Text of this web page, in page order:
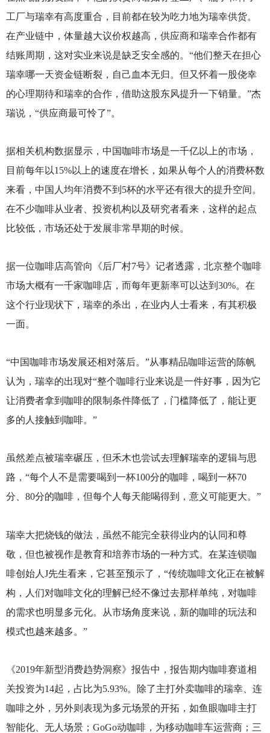
工厂与瑞幸有高度重合，目前都在较为吃力地为瑞幸供货。
在产业链中，体量越大议价权越高，供应商和瑞幸合作都有
结账周期，这对实业来说是缺乏安全感的。“他们整天在担心
瑞幸哪一天资金链断裂，自己血本无归。但又怀着一股侥幸
的心理期待和瑞幸的合作，借助这股东风提升一下销量。”杰
瑞说，“供应商最可怜了”。
据相关机构数据显示，中国咖啡市场是一千亿以上的市场，
目前每年以15%以上的速度在增长，如果从每个人的消费杯数
来看，中国人均年消费不到5杯的水平还有很大的提升空间。
在不少咖啡从业者、投资机构以及研究者看来，这样的起点
比较低，市场还处于发展非常早期的时候。
据一位咖啡店高管向《后厂村7号》记者透露，北京整个咖啡
市场大概有一千家咖啡店，而每年更新率可以达到30%。在
这个行业现状下，瑞幸的杀出，在业内人士看来，有其积极
一面。
“中国咖啡市场发展还相对落后。”从事精品咖啡运营的陈帆
认为，瑞幸的出现对“整个咖啡行业来说是一件好事，因为它
让消费者拿到咖啡的限制条件降低了，门槛降低了，能让更
多的人接触到咖啡。”
虽然差点被瑞幸碾压，但禾木也尝试去理解瑞幸的逻辑与思
路，“每个人不是需要喝到一杯100分的咖啡，喝到一杯70
分、80分的咖啡，但每个人每天能喝得到，意义可能更大。”
瑞幸大把烧钱的做法，虽然不能完全获得业内的认同和尊
敬，但也被视作是教育和培养市场的一种方式。在某连锁咖
啡创始人J先生看来，它甚至预示了，“传统咖啡文化正在被解
构，人们对咖啡文化的理解已经不像过去那样单纯，对咖啡
的需求也明显多元化。从市场角度来说，新的咖啡的玩法和
模式也越来越多。”
《2019年新型消费趋势洞察》报告中，报告期内咖啡赛道相
关投资为14起，占比为5.93%。除了主打外卖咖啡的瑞幸、连
咖啡之外，另外则表现为多元场景的开拓，如鱼眼咖啡主打
智能化、无人场景；GoGo动咖啡，为移动咖啡车运营商；三